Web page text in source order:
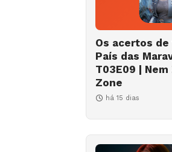
Os acertos de
País das
T03E09 |
Zone
há 15 dias